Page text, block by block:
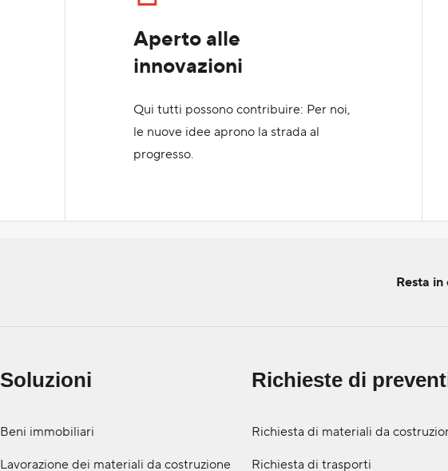
Aperto alle
innovazioni
Qui tutti possono contribuire: Per noi,
le nuove idee aprono la strada al
progresso.
Resta
Soluzioni
Beni immobiliari
Lavorazione dei materiali da costruzione
Richieste di
Richiesta di materiali da
Richiesta di trasporti